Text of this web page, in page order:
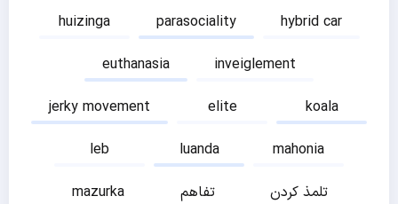
huizinga
parasociality
hybrid car
euthanasia
inveiglement
jerky movement
elite
koala
leb
luanda
mahonia
mazurka
تفاهم
تلمذ کردن